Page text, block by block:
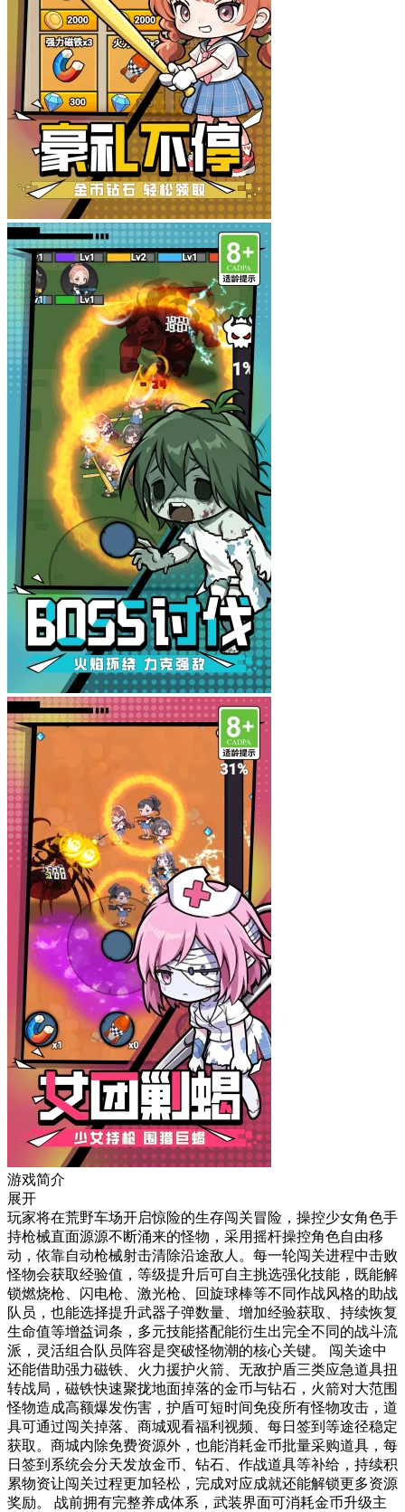
游戏简介
展开
玩家将在荒野车场开启惊险的生存闯关冒险，操控少女角色手
持枪械直面源源不断涌来的怪物，采用摇杆操控角色自由移
动，依靠自动枪械射击清除沿途敌人。每一轮闯关进程中击败
怪物会获取经验值，等级提升后可自主挑选强化技能，既能解
锁燃烧枪、闪电枪、激光枪、回旋球棒等不同作战风格的助战
队员，也能选择提升武器子弹数量、增加经验获取、持续恢复
生命值等增益词条，多元技能搭配能衍生出完全不同的战斗流
派，灵活组合队员阵容是突破怪物潮的核心关键。 闯关途中
还能借助强力磁铁、火力援护火箭、无敌护盾三类应急道具扭
转战局，磁铁快速聚拢地面掉落的金币与钻石，火箭对大范围
怪物造成高额爆发伤害，护盾可短时间免疫所有怪物攻击，道
具可通过闯关掉落、商城观看福利视频、每日签到等途径稳定
获取。商城内除免费资源外，也能消耗金币批量采购道具，每
日签到系统会分天发放金币、钻石、作战道具等补给，持续积
累物资让闯关过程更加轻松，完成对应成就还能解锁更多资源
奖励。 战前拥有完整养成体系，武装界面可消耗金币升级主